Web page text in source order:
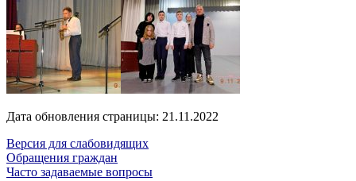
Дата обновления страницы: 21.11.2022
Версия для слабовидящих
Обращения граждан
Часто задаваемые вопросы